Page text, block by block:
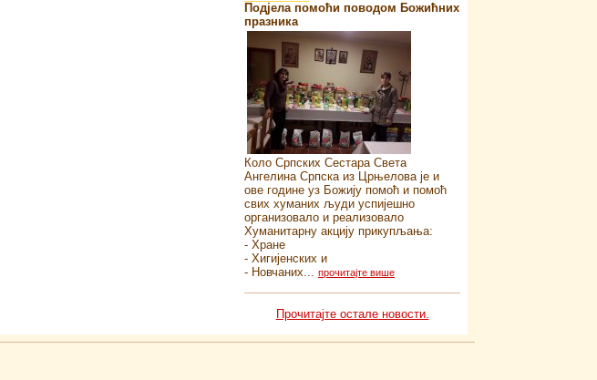
Подјела помоћи поводом Божићних
празника
Коло Српских Сестара Света
Ангелина Српска из Црњелова је и
ове године уз Божију помоћ и помоћ
свих хуманих људи успијешно
организовало и реализовало
Хуманитарну акцију прикупљања:
- Хране
- Хигијенских и
- Новчаних... прочитајте више
Прочитајте остале новости.